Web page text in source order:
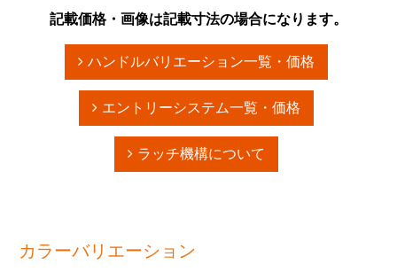
記載価格・画像は記載寸法の場合になります。
ハンドルバリエーション一覧・価格
エントリーシステム一覧・価格
ラッチ機構について
カラーバリエーション